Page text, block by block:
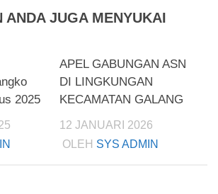
ANDA JUGA MENYUKAI
2025
APEL GABUNGAN ASN
DI LINGKUNGAN
KECAMATAN GALANG
12 JANUARI 2026
OLEH SYS ADMIN